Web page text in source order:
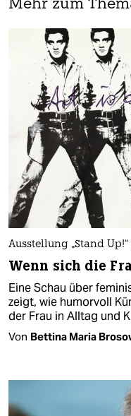
Mehr zum
Ausstellung „Stand
Wenn sich die
Eine Schau über
zeigt, wie humorvoll
der Frau in Alltag und
Von Bettina Maria